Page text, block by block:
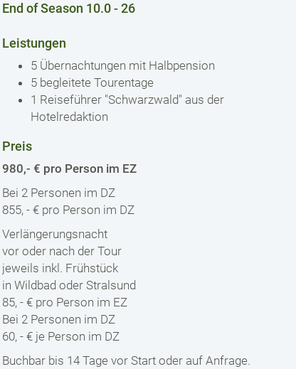
End of Season 10.0 - 26
Leistungen
5 Übernachtungen mit Halbpension
5 begleitete Tourentage
1 Reiseführer "Schwarzwald" aus der
Hotelredaktion
Preis
980,- € pro Person im EZ
Bei 2 Personen im DZ
855, - € pro Person im DZ
Verlängerungsnacht
vor oder nach der Tour
jeweils inkl. Frühstück
in Wildbad oder Stralsund
85, - € pro Person im EZ
Bei 2 Personen im DZ
60, - € je Person im DZ
Buchbar bis 14 Tage vor Start oder auf Anfrage.